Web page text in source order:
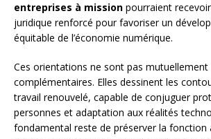
entreprises à mission pourraient
juridique renforcé pour favoriser un
équitable de l’économie numérique.
Ces orientations ne sont pas mutuellement
complémentaires. Elles dessinent les
travail renouvelé, capable de conjuguer
personnes et adaptation aux réalités
fondamental reste de préserver la fonction